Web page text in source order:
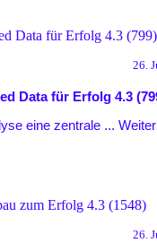
26.
Data für Erfolg 4.3
eine zentrale ...
26.